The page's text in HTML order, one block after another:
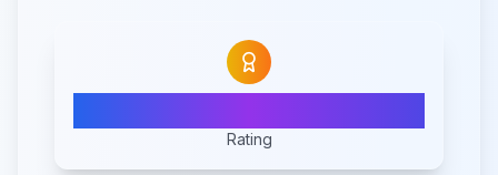
Rating